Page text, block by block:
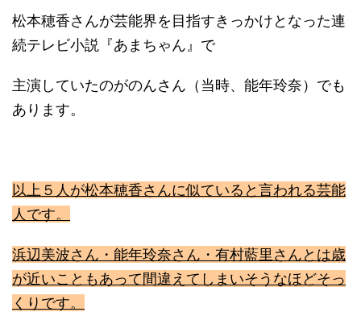
松本穂香さんが芸能界を目指すきっかけとなった連
続テレビ小説『あまちゃん』で
主演していたのがのんさん（当時、能年玲奈）でも
あります。
以上５人が松本穂香さんに似ていると言われる芸能
人です。
浜辺美波さん・能年玲奈さん・有村藍里さんとは歳
が近いこともあって間違えてしまいそうなほどそっ
くりです。